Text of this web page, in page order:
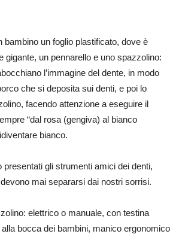
bambino un foglio plastificato, dove è
gigante, un pennarello e uno spazzolino:
l’immagine del dente, in modo
che si deposita sui denti, e poi lo
facendo attenzione a eseguire il
“dal rosa (gengiva) al bianco
bianco.
presentati gli strumenti amici dei denti,
mai separarsi dai nostri sorrisi.
elettrico o manuale, con testina
bocca dei bambini, manico ergonomico